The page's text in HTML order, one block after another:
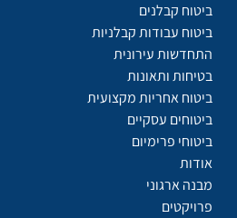
אודות
מבנה ארגוני
פרויקטים
ביטוח קבלנים
ביטוח עבודות קבלניות
התחדשות עירונית
בטיחות ותאונות
ביטוח אחריות מקצועית
ביטוחים עסקיים
ביטוחי פרימיום